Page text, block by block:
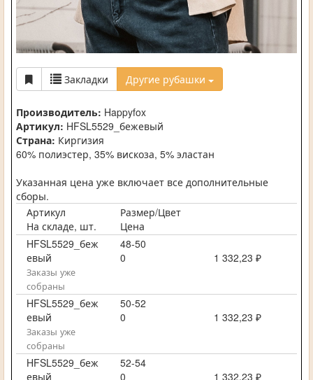
Закладки Другие рубашки
Производитель: Happyfox
Артикул: HFSL5529_бежевый
Страна: Киргизия
60% полиэстер, 35% вискоза, 5% эластан
Указанная цена уже включает все дополнительные
сборы.
Артикул
Размер/Цвет
На складе, шт.
Цена
HFSL5529_беж
евый
48-50
0
1 332,23 ₽
Заказы уже
собраны
HFSL5529_беж
евый
50-52
0
1 332,23 ₽
Заказы уже
собраны
HFSL5529_беж
евый
52-54
0
1 332,23 ₽